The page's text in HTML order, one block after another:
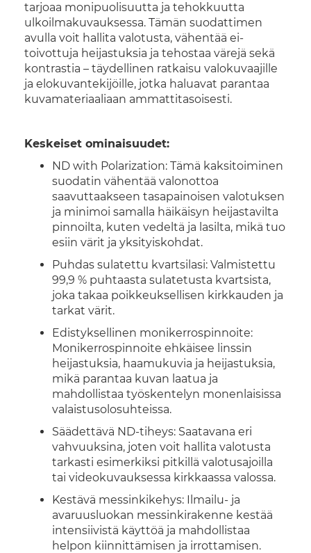
tarjoaa monipuolisuutta ja tehokkuutta
ulkoilmakuvauksessa. Tämän suodattimen
avulla voit hallita valotusta, vähentää ei-
toivottuja heijastuksia ja tehostaa värejä sekä
kontrastia – täydellinen ratkaisu valokuvaajille
ja elokuvantekijöille, jotka haluavat parantaa
kuvamateriaaliaan ammattitasoisesti.
Keskeiset ominaisuudet:
ND with Polarization: Tämä kaksitoiminen
suodatin vähentää valonottoa
saavuttaakseen tasapainoisen valotuksen
ja minimoi samalla häikäisyn heijastavilta
pinnoilta, kuten vedeltä ja lasilta, mikä tuo
esiin värit ja yksityiskohdat.
Puhdas sulatettu kvartsilasi: Valmistettu
99,9 % puhtaasta sulatetusta kvartsista,
joka takaa poikkeuksellisen kirkkauden ja
tarkat värit.
Edistyksellinen monikerrospinnoite:
Monikerrospinnoite ehkäisee linssin
heijastuksia, haamukuvia ja heijastuksia,
mikä parantaa kuvan laatua ja
mahdollistaa työskentelyn monenlaisissa
valaistusolosuhteissa.
Säädettävä ND-tiheys: Saatavana eri
vahvuuksina, joten voit hallita valotusta
tarkasti esimerkiksi pitkillä valotusajoilla
tai videokuvauksessa kirkkaassa valossa.
Kestävä messinkikehys: Ilmailu- ja
avaruusluokan messinkirakenne kestää
intensiivistä käyttöä ja mahdollistaa
helpon kiinnittämisen ja irrottamisen.